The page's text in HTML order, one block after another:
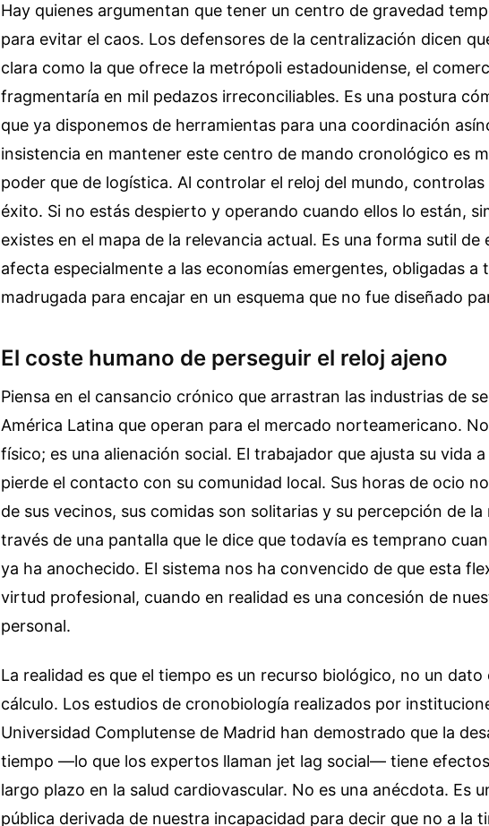
Hay quienes argumentan que tener un centro de gravedad
para evitar el caos. Los defensores de la centralización dicen
clara como la que ofrece la metrópoli estadounidense, el
fragmentaría en mil pedazos irreconciliables. Es una postura
que ya disponemos de herramientas para una coordinación
insistencia en mantener este centro de mando cronológico es
poder que de logística. Al controlar el reloj del mundo,
éxito. Si no estás despierto y operando cuando ellos lo están,
existes en el mapa de la relevancia actual. Es una forma sutil de
afecta especialmente a las economías emergentes, obligadas a
madrugada para encajar en un esquema que no fue diseñado
El coste humano de perseguir el reloj ajeno
Piensa en el cansancio crónico que arrastran las industrias de
América Latina que operan para el mercado norteamericano.
físico; es una alienación social. El trabajador que ajusta su vida
pierde el contacto con su comunidad local. Sus horas de ocio
de sus vecinos, sus comidas son solitarias y su percepción de
través de una pantalla que le dice que todavía es temprano
ya ha anochecido. El sistema nos ha convencido de que esta
virtud profesional, cuando en realidad es una concesión de
personal.
La realidad es que el tiempo es un recurso biológico, no un dato
cálculo. Los estudios de cronobiología realizados por
Universidad Complutense de Madrid han demostrado que la
tiempo —lo que los expertos llaman jet lag social— tiene
largo plazo en la salud cardiovascular. No es una anécdota. Es
pública derivada de nuestra incapacidad para decir que no a la